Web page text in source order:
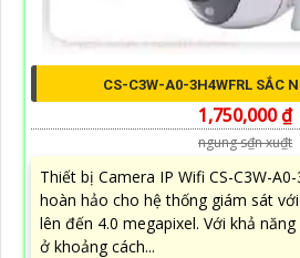
CS-C3W-A0-3H4WFRL SẮC
1,750,000 ₫
ngung s₫n xu₫t
Thiết bị Camera IP Wifi CS-C3W-
hoàn hảo cho hệ thống giám sát
lên đến 4.0 megapixel. Với khả
ở khoảng cách...